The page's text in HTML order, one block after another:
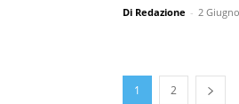
Di Redazione - 2
1 2